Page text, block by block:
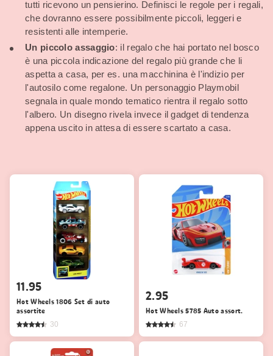
tutti ricevono un pensierino. Definisci le regole per i regali,
che dovranno essere possibilmente piccoli, leggeri e
resistenti alle intemperie.
Un piccolo assaggio: il regalo che hai portato nel bosco
è una piccola indicazione del regalo più grande che li
aspetta a casa, per es. una macchinina è l'indizio per
l'autosilo come regalone. Un personaggio Playmobil
segnala in quale mondo tematico rientra il regalo sotto
l'albero. Un disegno rivela invece il gadget di tendenza
appena uscito in attesa di essere scartato a casa.
11.95
Hot Wheels 1806 Set di auto
assortite
30
2.95
Hot Wheels 5785 Auto assort.
67